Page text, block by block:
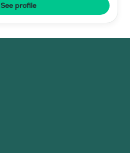
See profile